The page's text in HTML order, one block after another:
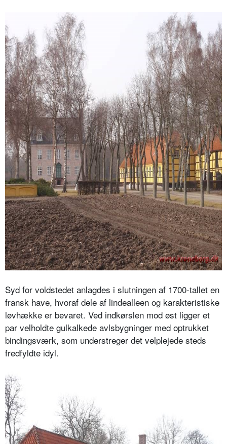
Syd for voldstedet anlagdes i slutningen af 1700-tallet en
fransk have, hvoraf dele af lindealleen og karakteristiske
løvhække er bevaret. Ved indkørslen mod øst ligger et
par velholdte gulkalkede avlsbygninger med optrukket
bindingsværk, som understreger det velplejede steds
fredfyldte idyl.